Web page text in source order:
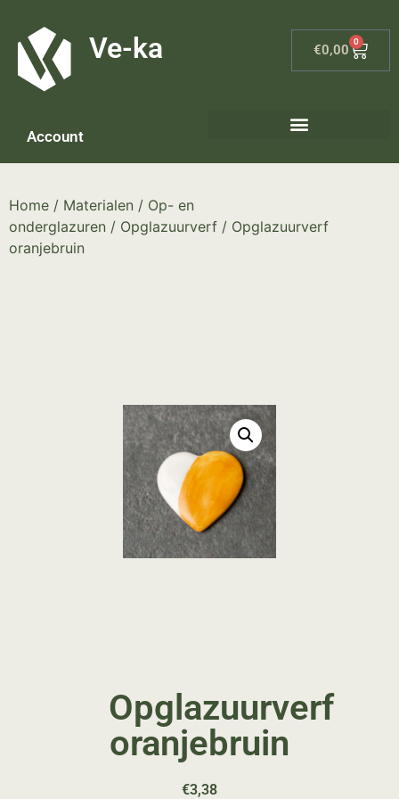
Ve-ka €0,00
0
Account
Home / Materialen / Op- en
onderglazuren / Opglazuurverf / Opglazuurverf
oranjebruin
Opglazuurverf
oranjebruin
€3,38